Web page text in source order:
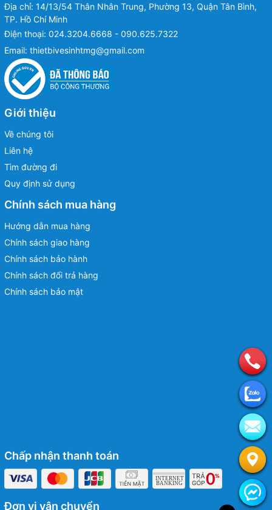
Địa chỉ: 14/13/54 Thân Nhân Trung, Phường 13, Quận Tân Bình,
TP. Hồ Chí Minh
Điện thoại: 024.3204.6668 - 090.625.7322
Email: thietbivesinhtmg@gmail.com
Giới thiệu
Về chúng tôi
Liên hệ
Tìm đường đi
Quy định sử dụng
Chính sách mua hàng
Hướng dẫn mua hàng
Chính sách giao hàng
Chính sách bảo hành
Chính sách đổi trả hàng
Chính sách bảo mật
Chấp nhận thanh toán
Đơn vị vận chuyển